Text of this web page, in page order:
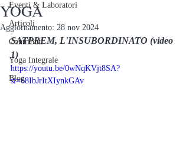
Eventi & Laboratori
Articoli
Contributi
Yoga Integrale
Blog
YOGA
Aggiornamento: 28 nov 2024
SATPREM, L'INSUBORDINATO (video
1)
https://youtu.be/0wNqKVjt8SA?
si=68IbJrItXIynkGAv